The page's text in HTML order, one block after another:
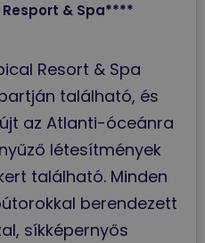
& Spa****
Resort & Spa
található, és
az Atlanti-óceánra
létesítmények
található. Minden
berendezett
síkképernyős